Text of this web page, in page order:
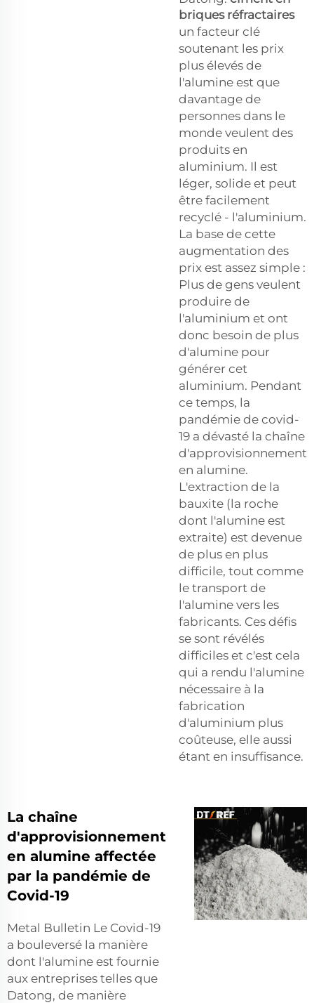
briques réfractaires
un facteur clé
soutenant les prix
plus élevés de
l'alumine est que
davantage de
personnes dans le
monde veulent des
produits en
aluminium. Il est
léger, solide et peut
être facilement
recyclé - l'aluminium.
La base de cette
augmentation des
prix est assez simple :
Plus de gens veulent
produire de
l'aluminium et ont
donc besoin de plus
d'alumine pour
générer cet
aluminium. Pendant
ce temps, la
pandémie de covid-
19 a dévasté la chaîne
d'approvisionnement
en alumine.
L'extraction de la
bauxite (la roche
dont l'alumine est
extraite) est devenue
de plus en plus
difficile, tout comme
le transport de
l'alumine vers les
fabricants. Ces défis
se sont révélés
difficiles et c'est cela
qui a rendu l'alumine
nécessaire à la
fabrication
d'aluminium plus
coûteuse, elle aussi
étant en insuffisance.
La chaîne
d'approvisionnement
en alumine affectée
par la pandémie de
Covid-19
Metal Bulletin Le Covid-19
a bouleversé la manière
dont l'alumine est fournie
aux entreprises telles que
Datong, de manière